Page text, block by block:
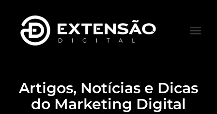
Artigos, Notícias e Dicas
do Marketing Digital